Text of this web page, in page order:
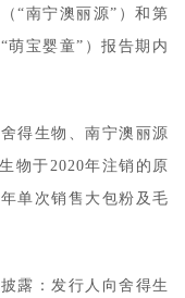
“南宁澳丽源”）和第
萌宝婴童”）报告期内
得生物、南宁澳丽源
物于2020年注销的原
单次销售大包粉及毛
露：发行人向舍得生